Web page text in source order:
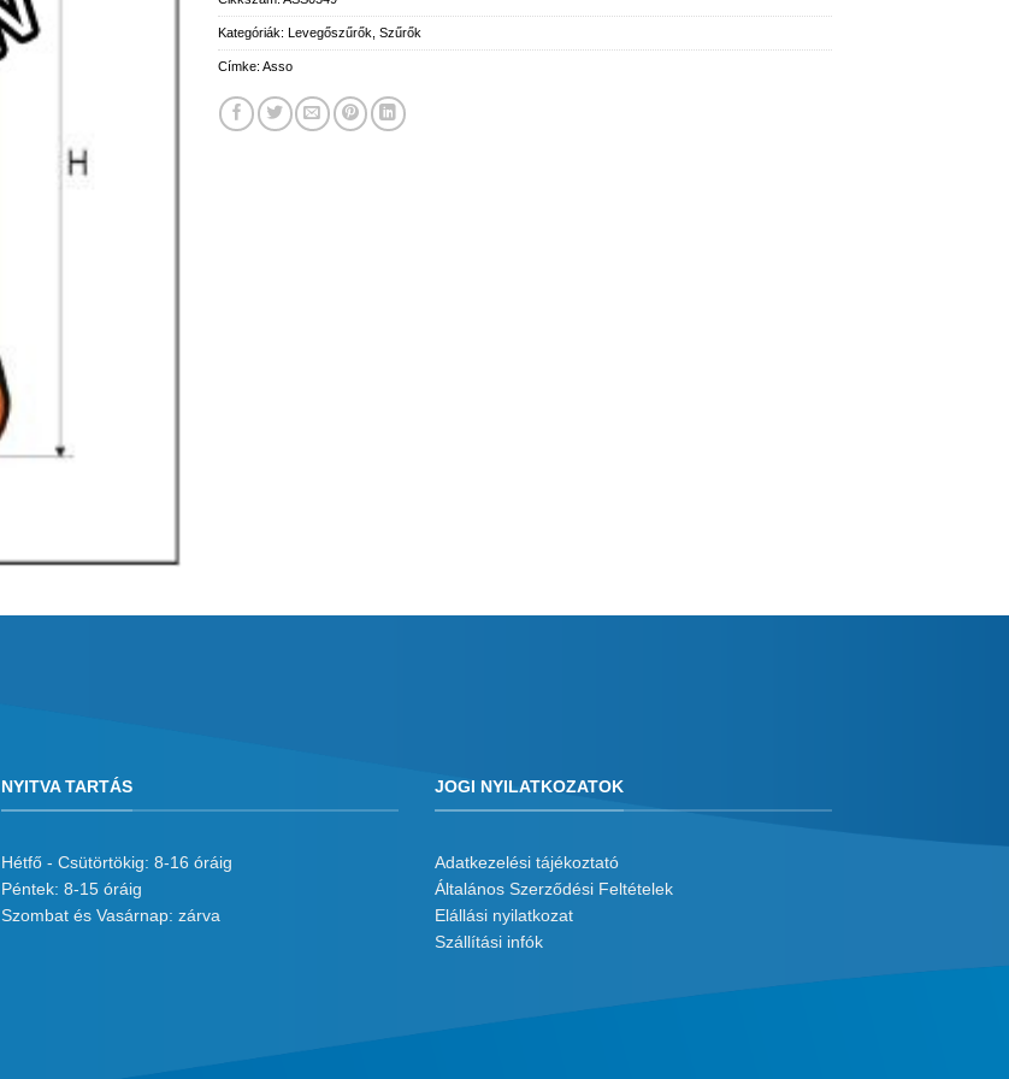
Kategóriák: Levegőszűrők Szűrők
Címke: Asso
NYITVA TARTÁS
Hétfő - Csütörtökig: 8-16 óráig
Péntek: 8-15 óráig
Szombat és Vasárnap: zárva
JOGI NYILATKOZATOK
Adatkezelési tájékoztató
Általános Szerződési Feltételek
Elállási nyilatkozat
Szállítási infók